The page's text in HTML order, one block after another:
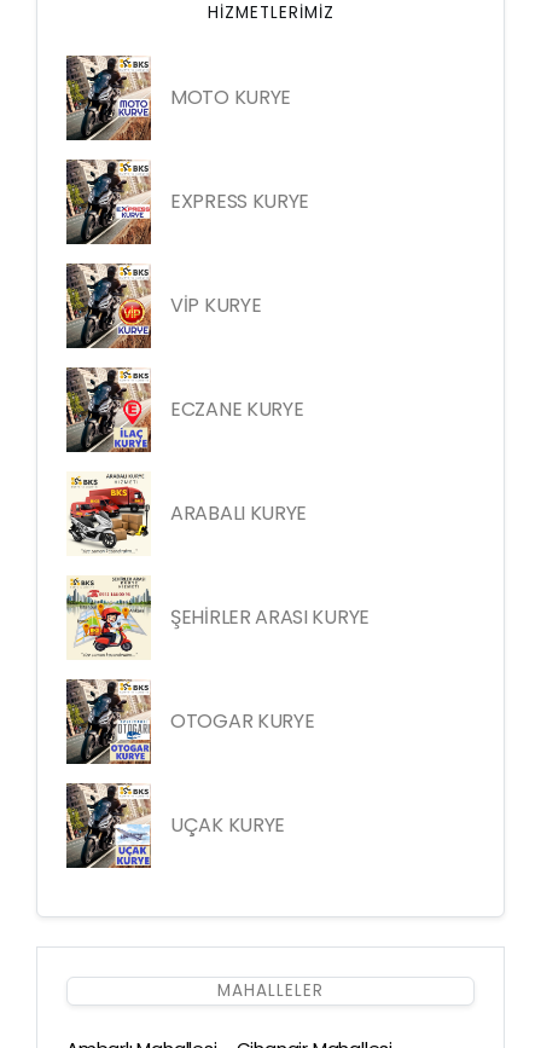
HIZMETLERIMIZ
MOTO KURYE
EXPRESS KURYE
VİP KURYE
ECZANE KURYE
ARABALI KURYE
ŞEHİRLER ARASI KURYE
OTOGAR KURYE
UÇAK KURYE
MAHALLELER